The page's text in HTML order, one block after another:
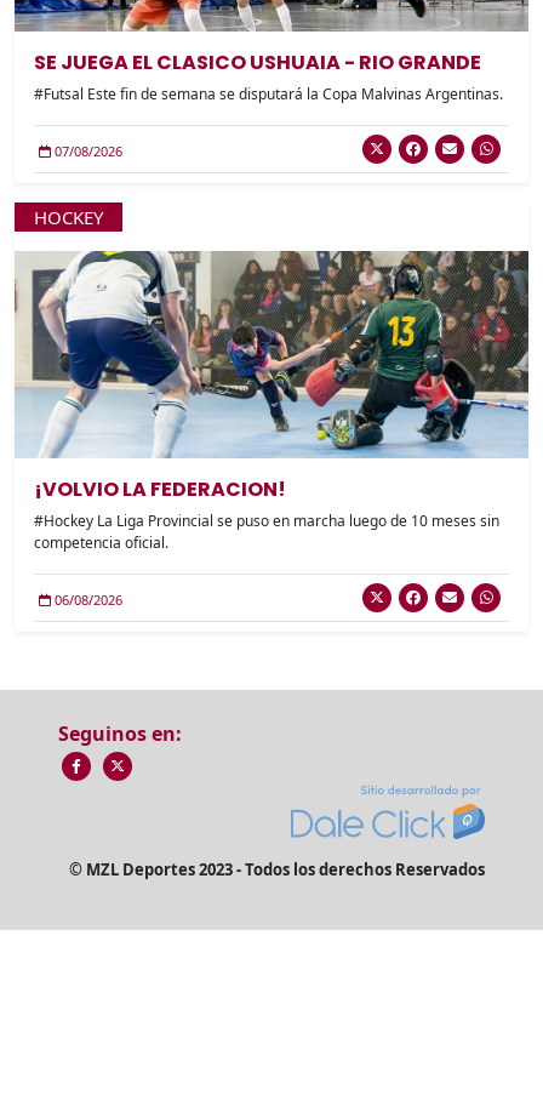
SE JUEGA EL CLASICO USHUAIA - RIO GRANDE
#Futsal Este fin de semana se disputará la Copa Malvinas Argentinas.
07/08/2026
HOCKEY
¡VOLVIO LA FEDERACION!
#Hockey La Liga Provincial se puso en marcha luego de 10 meses sin
competencia oficial.
06/08/2026
Seguinos en:
© MZL Deportes 2023 - Todos los derechos Reservados